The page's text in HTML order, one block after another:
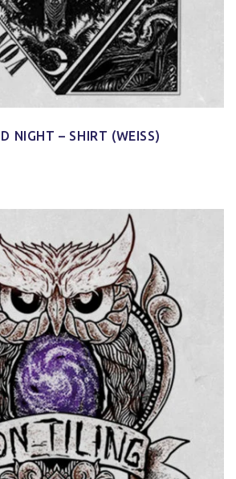
NIGHT – SHIRT (WEISS)